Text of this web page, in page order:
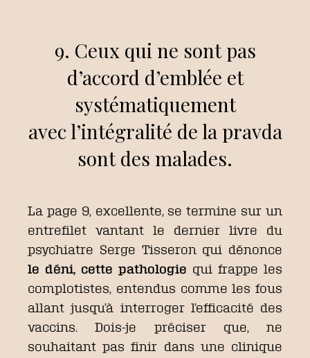
9. Ceux qui ne sont pas
d’accord d’emblée et
systématiquement
avec l’intégralité de la pravda
sont des malades.
La page 9, excellente, se termine sur un
entrefilet vantant le dernier livre du
psychiatre Serge Tisseron qui dénonce
le déni, cette pathologie qui frappe les
complotistes, entendus comme les fous
allant jusqu’à interroger l’efficacité des
vaccins. Dois-je préciser que, ne
souhaitant pas finir dans une clinique